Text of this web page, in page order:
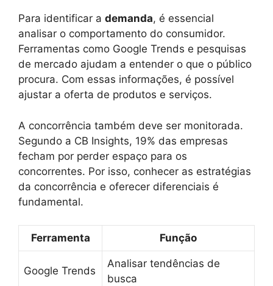
Para identificar a demanda, é essencial
analisar o comportamento do consumidor.
Ferramentas como Google Trends e pesquisas
de mercado ajudam a entender o que o público
procura. Com essas informações, é possível
ajustar a oferta de produtos e serviços.
A concorrência também deve ser monitorada.
Segundo a CB Insights, 19% das empresas
fecham por perder espaço para os
concorrentes. Por isso, conhecer as estratégias
da concorrência e oferecer diferenciais é
fundamental.
Ferramenta Função
Google Trends
Analisar tendências de
busca